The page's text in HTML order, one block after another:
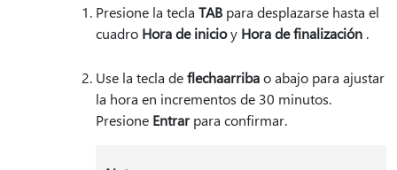
Presione la tecla TAB para desplazarse hasta el
cuadro Hora de inicioy Hora de finalización .
Use la tecla deflechaarribao abajo para ajustar
la hora en incrementos de 30 minutos.
Presione Entrarpara confirmar.